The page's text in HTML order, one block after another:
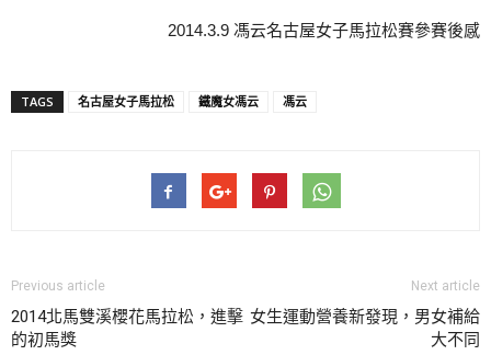
2014.3.9 馮云名古屋女子馬拉松賽參賽後感
TAGS 名古屋女子馬拉松 鐵魔女馮云 馮云
Previous article
2014北馬雙溪櫻花馬拉松，進擊
的初馬獎
Next article
女生運動營養新發現，男女補給
大不同